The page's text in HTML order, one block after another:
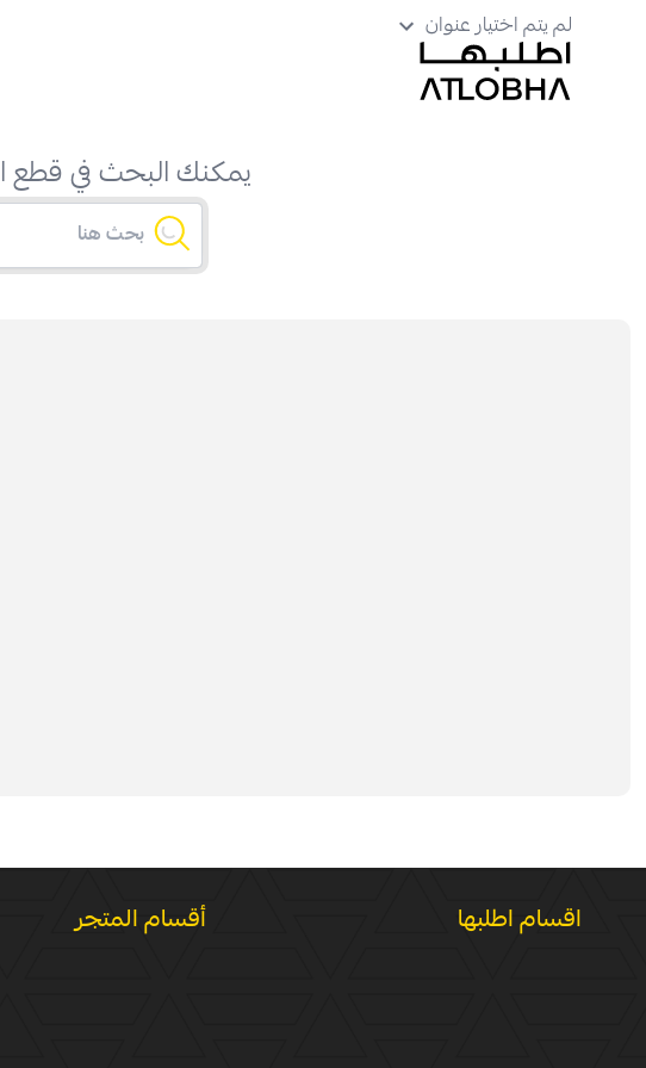
لم يتم اختيار عنوان
يمكنك البحث في قطع
اقسام اطلبها أقسام المتجر